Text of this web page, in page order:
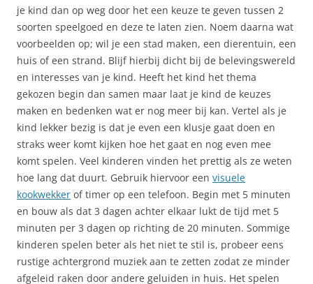
je kind dan op weg door het een keuze te geven tussen 2
soorten speelgoed en deze te laten zien. Noem daarna wat
voorbeelden op; wil je een stad maken, een dierentuin, een
huis of een strand. Blijf hierbij dicht bij de belevingswereld
en interesses van je kind. Heeft het kind het thema
gekozen begin dan samen maar laat je kind de keuzes
maken en bedenken wat er nog meer bij kan. Vertel als je
kind lekker bezig is dat je even een klusje gaat doen en
straks weer komt kijken hoe het gaat en nog even mee
komt spelen. Veel kinderen vinden het prettig als ze weten
hoe lang dat duurt. Gebruik hiervoor een visuele
kookwekker of timer op een telefoon. Begin met 5 minuten
en bouw als dat 3 dagen achter elkaar lukt de tijd met 5
minuten per 3 dagen op richting de 20 minuten. Sommige
kinderen spelen beter als het niet te stil is, probeer eens
rustige achtergrond muziek aan te zetten zodat ze minder
afgeleid raken door andere geluiden in huis. Het spelen